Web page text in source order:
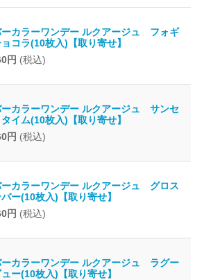
ーカラーワンデー ルクアージュ フォギ
コラ(10枚入)【取り寄せ】
円 (税込)
ーカラーワンデー ルクアージュ サンセ
イム(10枚入)【取り寄せ】
円 (税込)
ーカラーワンデー ルクアージュ グロス
ー(10枚入)【取り寄せ】
円 (税込)
ーカラーワンデー ルクアージュ ラグー
ー(10枚入)【取り寄せ】